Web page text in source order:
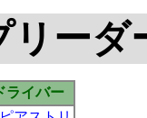
リーダ
ライバー